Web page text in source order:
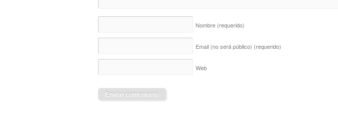
Nombre (requerido)
Email (no será público) (requerido)
Web